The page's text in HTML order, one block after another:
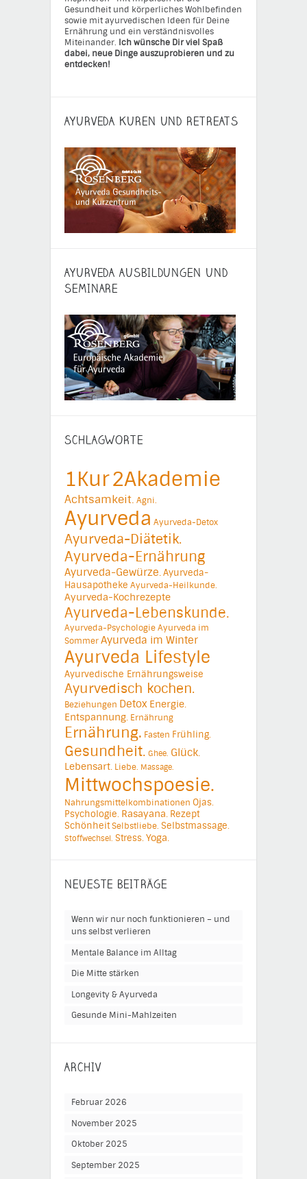
Gesundheit und körperliches Wohlbefinden
sowie mit ayurvedischen Ideen für Deine
Ernährung und ein verständnisvolles
Miteinander. Ich wünsche Dir viel Spaß
dabei, neue Dinge auszuprobieren und zu
entdecken!
AYURVEDA KUREN UND RETREATS
AYURVEDA AUSBILDUNGEN UND
SEMINARE
SCHLAGWORTE
1Kur2Akademie
Achtsamkeit. Agni.
Ayurveda Ayurveda-Detox
Ayurveda-Diätetik.
Ayurveda-Ernährung
Ayurveda-Gewürze.Ayurveda-
Hausapotheke Ayurveda-Heilkunde.
Ayurveda-Kochrezepte
Ayurveda-Lebenskunde.
Ayurveda-PsychologieAyurveda im
SommerAyurveda im Winter
Ayurveda Lifestyle
Ayurvedische Ernährungsweise
Ayurvedisch kochen.
Beziehungen Detox Energie.
Entspannung. Ernährung
Ernährung. Fasten Frühling.
Gesundheit. Ghee. Glück.
Lebensart. Liebe. Massage.
Mittwochspoesie.
Nahrungsmittelkombinationen Ojas.
Psychologie. Rasayana. Rezept
SchönheitSelbstliebe. Selbstmassage.
Stoffwechsel. Stress.Yoga.
NEUESTE BEITRÄGE
Wenn wir nur noch funktionieren – und
uns selbst verlieren
Mentale Balance im Alltag
Die Mitte stärken
Longevity & Ayurveda
Gesunde Mini-Mahlzeiten
ARCHIV
Februar 2026
November 2025
Oktober 2025
September 2025